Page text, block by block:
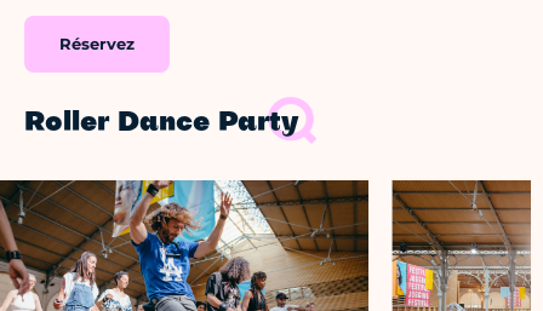
Réservez
Roller Dance Party